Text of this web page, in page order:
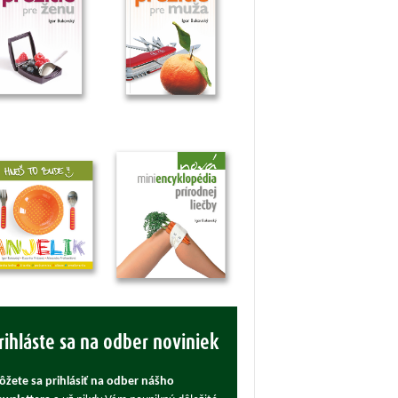
sa na odber noviniek
sa prihlásiť na odber nášho